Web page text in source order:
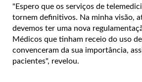
"Espero que os serviços de
tornem definitivos. Na minha visão,
devemos ter uma nova
Médicos que tinham receio do uso
convenceram da sua importância,
pacientes", revelou.